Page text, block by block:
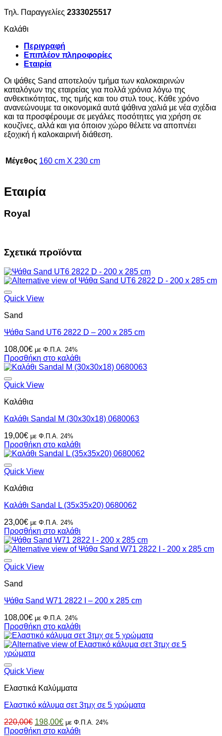
Τηλ. Παραγγελίες 2333025517
Καλάθι
Περιγραφή
Επιπλέον πληροφορίες
Εταιρία
Οι ψάθες Sand αποτελούν τμήμα των καλοκαιρινών
καταλόγων της εταιρείας για πολλά χρόνια λόγω της
ανθεκτικότητας, της τιμής και του στυλ τους. Κάθε χρόνο
ανανεώνουμε τα οικονομικά αυτά ψάθινα χαλιά με νέα σχέδια
και τα προσφέρουμε σε μεγάλες ποσότητες για χρήση σε
κουζίνες, αλλά και για όποιον χώρο θέλετε να αποπνέει
εξοχική ή καλοκαιρινή διάθεση.
Μέγεθος 160 cm X 230 cm
Εταιρία
Royal
Σχετικά προϊόντα
Quick View
Sand
Ψάθα Sand UT6 2822 D – 200 x 285 cm
108,00€ με Φ.Π.Α. 24%
Προσθήκη στο καλάθι
Quick View
Καλάθια
Καλάθι Sandal M (30x30x18) 0680063
19,00€ με Φ.Π.Α. 24%
Προσθήκη στο καλάθι
Quick View
Καλάθια
Καλάθι Sandal L (35x35x20) 0680062
23,00€ με Φ.Π.Α. 24%
Προσθήκη στο καλάθι
Quick View
Sand
Ψάθα Sand W71 2822 I – 200 x 285 cm
108,00€ με Φ.Π.Α. 24%
Προσθήκη στο καλάθι
Quick View
Ελαστικά Καλύμματα
Ελαστικό κάλυμα σετ 3τμχ σε 5 χρώματα
220,00€ Original
price
198,00€Η
τρέχουσα
με Φ.Π.Α. 24%
Προσθήκη στο καλάθι